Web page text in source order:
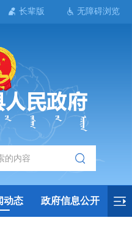
长辈版 无障碍浏览
动态 政府信息公开